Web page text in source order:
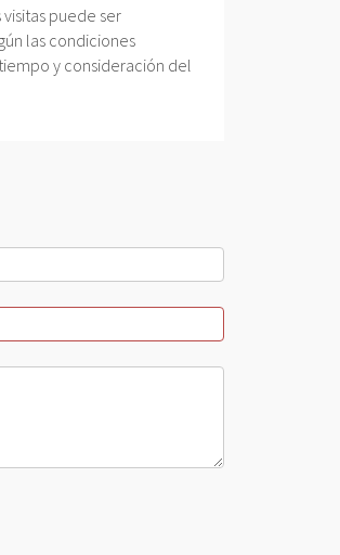
puede ser
las condiciones
y consideración del